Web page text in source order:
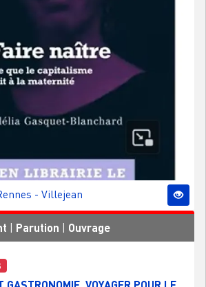
- Villejean
Parution Ouvrage